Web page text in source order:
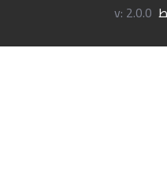
v: 2.0.0